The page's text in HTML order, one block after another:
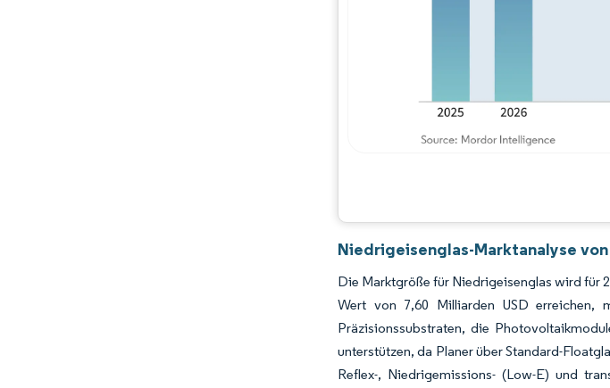
Niedrigeisenglas-Marktanalyse
Die Marktgröße für Niedrigeisenglas wird für
Wert von 7,60 Milliarden USD
Präzisionssubstraten, die
unterstützen, da Planer über Standard-
Reflex-, Niedrigemissions- (Low-E) und